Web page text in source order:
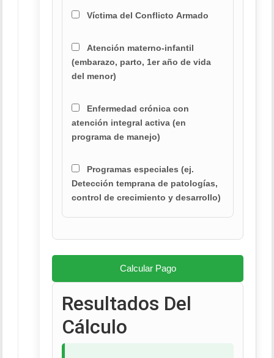
Víctima del Conflicto Armado
Atención materno-infantil
(embarazo, parto, 1er año de vida
del menor)
Enfermedad crónica con
atención integral activa (en
programa de manejo)
Programas especiales (ej.
Detección temprana de patologías,
control de crecimiento y desarrollo)
Calcular Pago
Resultados Del
Cálculo